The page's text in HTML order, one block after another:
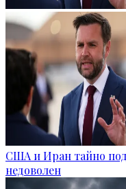
США и Иран тайно
недоволен